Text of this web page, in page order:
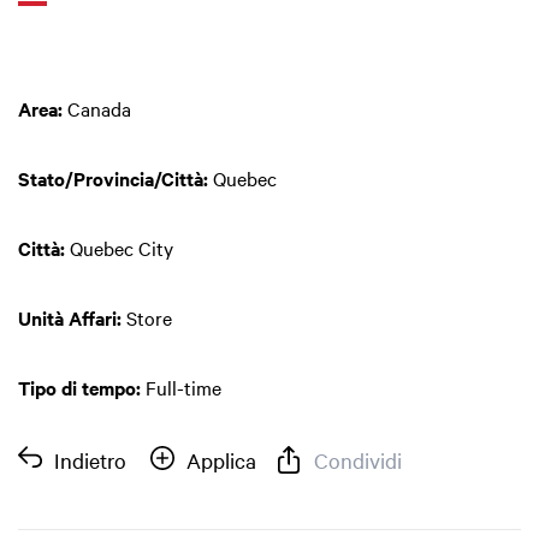
Area:Canada
Stato/Provincia/Città:Quebec
Città:Quebec City
Unità Affari:Store
Tipo di tempo: Full-time
Indietro Applica Condividi